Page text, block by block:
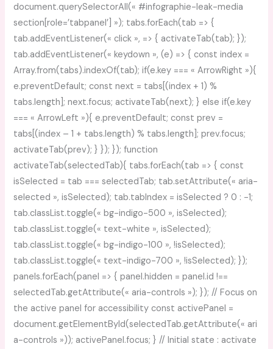
document.querySelectorAll(« #infographie-leak-media
section[role=’tabpanel’] »); tabs.forEach(tab => {
tab.addEventListener(« click », => { activateTab(tab); });
tab.addEventListener(« keydown », (e) => { const index =
Array.from(tabs).indexOf(tab); if(e.key === « ArrowRight »){
e.preventDefault; const next = tabs[(index + 1) %
tabs.length]; next.focus; activateTab(next); } else if(e.key
=== « ArrowLeft »){ e.preventDefault; const prev =
tabs[(index – 1 + tabs.length) % tabs.length]; prev.focus;
activateTab(prev); } }); }); function
activateTab(selectedTab){ tabs.forEach(tab => { const
isSelected = tab === selectedTab; tab.setAttribute(« aria-
selected », isSelected); tab.tabIndex = isSelected ? 0 : -1;
tab.classList.toggle(« bg-indigo-500 », isSelected);
tab.classList.toggle(« text-white », isSelected);
tab.classList.toggle(« bg-indigo-100 », !isSelected);
tab.classList.toggle(« text-indigo-700 », !isSelected); });
panels.forEach(panel => { panel.hidden = panel.id !==
selectedTab.getAttribute(« aria-controls »); }); // Focus on
the active panel for accessibility const activePanel =
document.getElementById(selectedTab.getAttribute(« ari
a-controls »)); activePanel.focus; } // Initial state : activate